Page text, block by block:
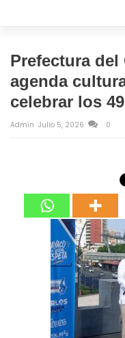
Prefectura del
agenda
celebrar los
Admin Julio 5, 2026 0